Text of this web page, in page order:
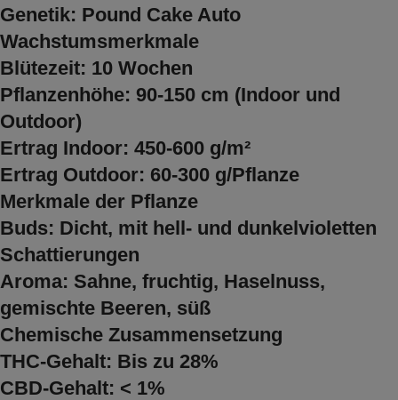
Genetik: Pound Cake Auto
Wachstumsmerkmale
Blütezeit: 10 Wochen
Pflanzenhöhe: 90-150 cm (Indoor und
Outdoor)
Ertrag Indoor: 450-600 g/m²
Ertrag Outdoor: 60-300 g/Pflanze
Merkmale der Pflanze
Buds: Dicht, mit hell- und dunkelvioletten
Schattierungen
Aroma: Sahne, fruchtig, Haselnuss,
gemischte Beeren, süß
Chemische Zusammensetzung
THC-Gehalt: Bis zu 28%
CBD-Gehalt: < 1%